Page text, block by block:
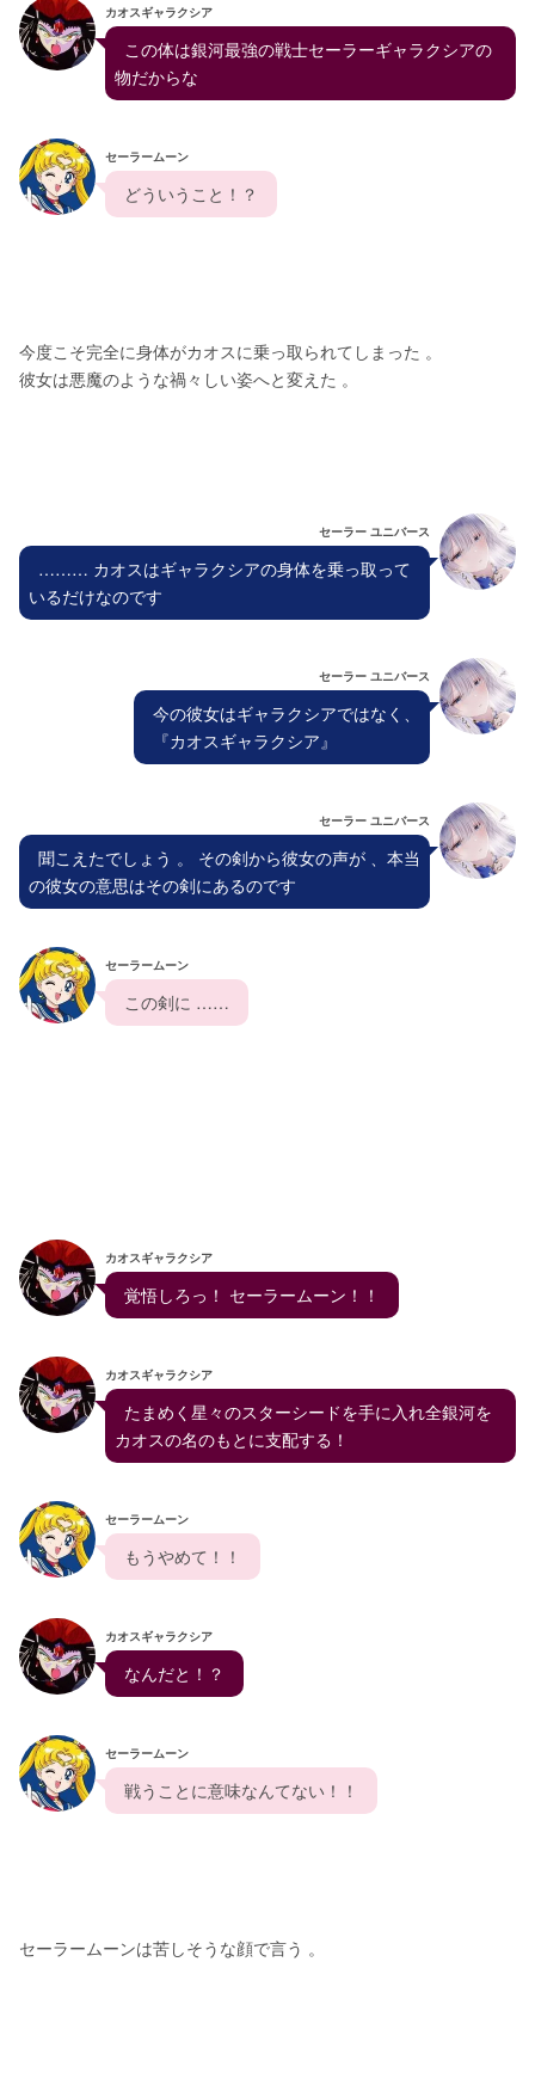
カオスギャラクシア
物だからな
セーラームーン
  どういうこと！？
今度こそ完全に身体がカオスに乗っ取られてしまった 。
彼女は悪魔のような禍々しい姿へと変えた 。
セーラー ユニバース
いるだけなのです
セーラー ユニバース
  今の彼女はギャラクシアではなく、
  『カオスギャラクシア』
セーラー ユニバース
の彼女の意思はその剣にあるのです
セーラームーン
  この剣に ……
カオスギャラクシア
  覚悟しろっ！ セーラームーン！！
カオスギャラクシア
カオスの名のもとに支配する！
セーラームーン
  もうやめて！！
カオスギャラクシア
  なんだと！？
セーラームーン
  戦うことに意味なんてない！！
セーラームーンは苦しそうな顔で言う 。